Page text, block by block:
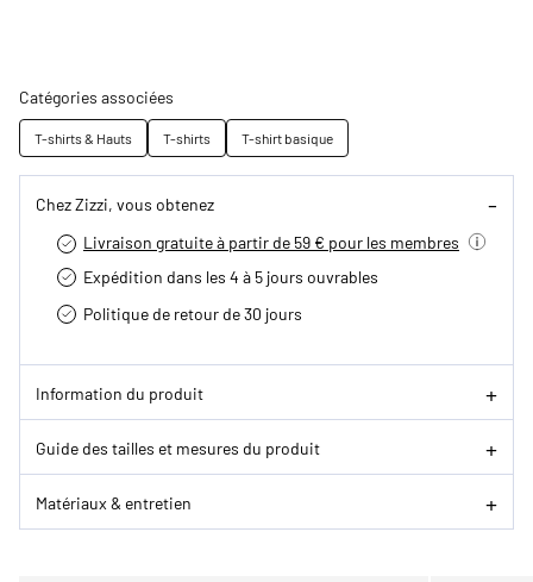
Catégories associées
T-shirts & Hauts T-shirts T-shirt basique
Chez Zizzi, vous obtenez
Livraison gratuite à partir de 59 € pour les membres
Expédition dans les 4 à 5 jours ouvrables
Politique de retour de 30 jours
Information du produit
Guide des tailles et mesures du produit
Matériaux & entretien